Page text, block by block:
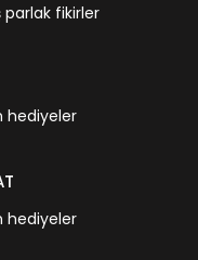
fikirler
hediyeler
hediyeler